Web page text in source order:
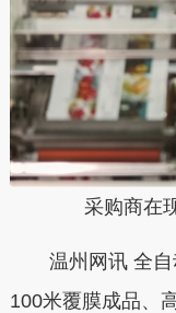
采购商在
温州网讯 全自
100米覆膜成品、